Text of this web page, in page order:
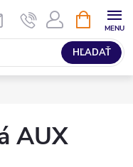
HĽADAŤ
KOŠÍK
AUX